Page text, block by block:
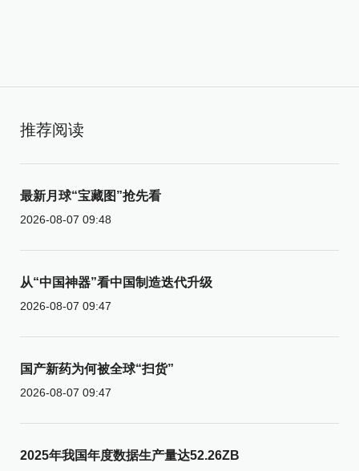
推荐阅读
最新月球“宝藏图”抢先看
2026-08-07 09:48
从“中国神器”看中国制造迭代升级
2026-08-07 09:47
国产新药为何被全球“扫货”
2026-08-07 09:47
2025年我国年度数据生产量达52.26ZB